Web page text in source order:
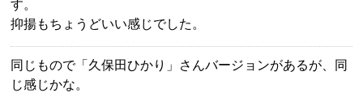
す。
抑揚もちょうどいい感じでした。
同じもので「久保田ひかり」さんバージョンがあるが、同
じ感じかな。